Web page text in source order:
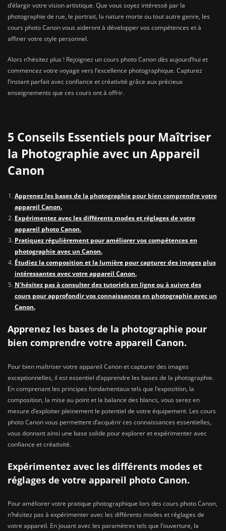
d’élargir votre vision artistique. Que vous soyez intéressé par la
photographie de rue, le portrait, la nature morte ou tout autre genre, les
cours photo Canon vous aideront à développer vos compétences et à
affiner votre style personnel.
Alors n’hésitez plus ! Rejoignez un cours photo Canon dès aujourd’hui et
commencez votre voyage vers l’excellence photographique. Capturez
l’instant parfait avec confiance et créativité grâce aux précieux
enseignements que ces cours ont à offrir.
5 Conseils Essentiels pour Maîtriser
la Photographie avec un Appareil
Canon
Apprenez les bases de la photographie pour bien comprendre votre
appareil Canon.
Expérimentez avec les différents modes et réglages de votre
appareil photo Canon.
Pratiquez régulièrement pour améliorer vos compétences en
photographie avec un Canon.
Étudiez la composition et la lumière pour capturer des images plus
intéressantes avec votre appareil Canon.
N’hésitez pas à consulter des tutoriels en ligne ou à suivre des
cours pour approfondir vos connaissances en photographie avec un
Canon.
Apprenez les bases de la photographie pour
bien comprendre votre appareil Canon.
Pour bien maîtriser votre appareil Canon et capturer des images
exceptionnelles, il est essentiel d’apprendre les bases de la photographie.
En comprenant les principes fondamentaux tels que l’exposition, la
composition, la mise au point et la balance des blancs, vous serez en
mesure d’exploiter pleinement le potentiel de votre équipement. Les cours
photo Canon vous permettent d’acquérir ces connaissances essentielles,
vous donnant ainsi une base solide pour explorer et expérimenter avec
confiance et créativité.
Expérimentez avec les différents modes et
réglages de votre appareil photo Canon.
Pour améliorer votre pratique photographique lors des cours photo Canon,
n’hésitez pas à expérimenter avec les différents modes et réglages de
votre appareil. En jouant avec les paramètres tels que l’ouverture, la